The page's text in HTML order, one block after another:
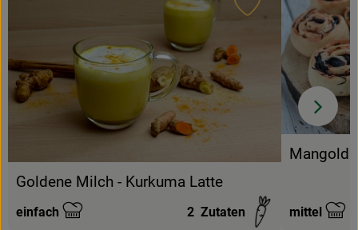
Goldene Milch - Kurkuma Latte
Schwierigkeit:
einfach 2 Zutaten
Rezept zu
mittel